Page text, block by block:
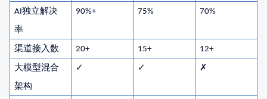
AI独立解决
率
90%+ 75% 70%
渠道接入数 20+ 15+ 12+
大模型混合
架构
✓ ✓ ✗